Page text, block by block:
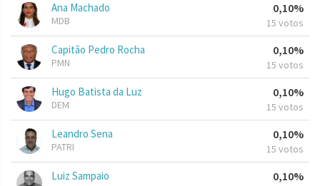
Ana Machado
MDB
0,10%
15 votos
Capitão Pedro Rocha
PMN
0,10%
15 votos
Hugo Batista da Luz
DEM
0,10%
15 votos
Leandro Sena
PATRI
0,10%
15 votos
Luiz Sampaio 0,10%